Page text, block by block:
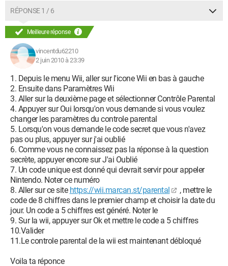
RÉPONSE 1 / 6
Meilleure réponse
vincentdu62210
2 juin 2010 à 23:39
1. Depuis le menu Wii, aller sur l'icone Wii en bas à gauche
2. Ensuite dans Paramètres Wii
3. Aller sur la deuxième page et sélectionner Contrôle Parental
4. Appuyer sur Oui lorsqu'on vous demande si vous voulez
changer les paramètres du controle parental
5. Lorsqu'on vous demande le code secret que vous n'avez
pas ou plus, appuyer sur j'ai oublié
6. Comme vous ne connaissez pas la réponse à la question
secrète, appuyer encore sur J'ai Oublié
7. Un code unique est donné qui devrait servir pour appeler
Nintendo. Noter ce numéro
8. Aller sur ce site https://wii.marcan.st/parental
, mettre le
code de 8 chiffres dans le premier champ et choisir la date du
jour. Un code a 5 chiffres est généré. Noter le
9. Sur la wii, appuyer sur Ok et mettre le code a 5 chiffres
10.Valider
11.Le controle parental de la wii est maintenant débloqué
Voila ta réponce